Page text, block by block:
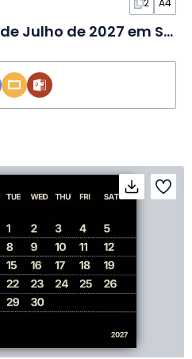
2 A4
Calendário Simples de Julho de 2027 em Slides